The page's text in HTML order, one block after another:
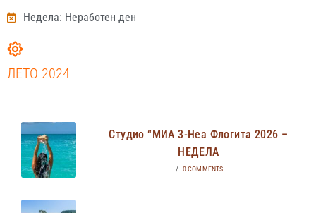
Недела: Неработен ден
ЛЕТО 2024
Студио “МИА 3-Неа Флогита 2026 –
НЕДЕЛА
/ 0 COMMENTS